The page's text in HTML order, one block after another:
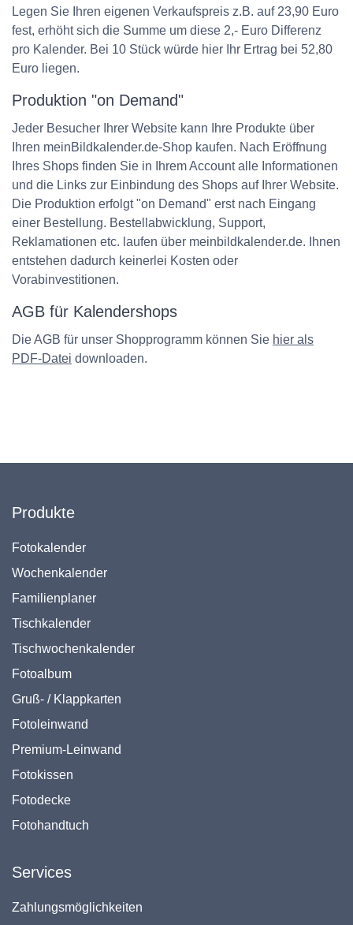
Legen Sie Ihren eigenen Verkaufspreis z.B. auf 23,90 Euro
fest, erhöht sich die Summe um diese 2,- Euro Differenz
pro Kalender. Bei 10 Stück würde hier Ihr Ertrag bei 52,80
Euro liegen.
Produktion "on Demand"
Jeder Besucher Ihrer Website kann Ihre Produkte über
Ihren meinBildkalender.de-Shop kaufen. Nach Eröffnung
Ihres Shops finden Sie in Ihrem Account alle Informationen
und die Links zur Einbindung des Shops auf Ihrer Website.
Die Produktion erfolgt "on Demand" erst nach Eingang
einer Bestellung. Bestellabwicklung, Support,
Reklamationen etc. laufen über meinbildkalender.de. Ihnen
entstehen dadurch keinerlei Kosten oder
Vorabinvestitionen.
AGB für Kalendershops
Die AGB für unser Shopprogramm können Sie hier als
PDF-Datei downloaden.
Produkte
Fotokalender
Wochenkalender
Familienplaner
Tischkalender
Tischwochenkalender
Fotoalbum
Gruß- / Klappkarten
Fotoleinwand
Premium-Leinwand
Fotokissen
Fotodecke
Fotohandtuch
Services
Zahlungsmöglichkeiten